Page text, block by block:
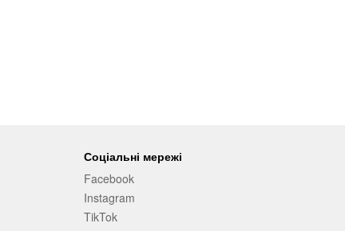
Соціальні мережі
Facebook
Instagram
TikTok